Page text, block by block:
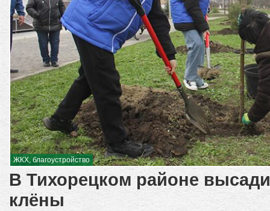
ЖКХ, благоустройство
В Тихорецком районе
клёны